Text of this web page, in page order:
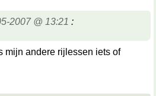
2007 @ 13:21 :
mijn andere rijlessen iets of